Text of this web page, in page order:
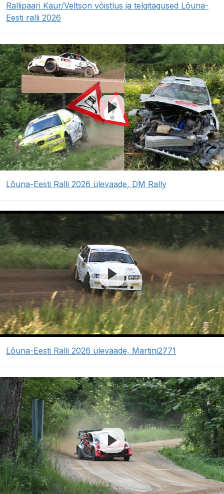
Rallipaari Kaur/Veltson võistlus ja telgitagused Lõuna-
Eesti ralli 2026
Lõuna-Eesti Ralli 2026 ülevaade, DM Rally
Lõuna-Eesti Ralli 2026 ülevaade, Martini2771